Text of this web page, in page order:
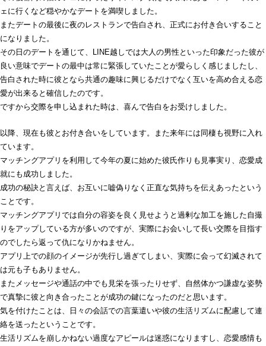
ェに行くなど穏やかなデートを満喫しました。
またデートの最後に夜のレストランで告白され、正式にお付き合いすること
になりました。
その日のデートを通じて、LINE越しでは大人の男性といった印象だった彼が
良い意味でデートの最中は常に緊張していたことが愛らしく感じましたし、
告白された時に彼となら共通の趣味に興じるだけでなく互いを高め合える恋
愛が出来ると確信したのです。
ですから交際を申し込まれた時は、喜んで告白をお受けしました。
以降、現在も彼とお付き合いをしています。また来年には同棲も視野に入れ
ています。
マッチングアプリを利用して今年の夏に始めた彼氏作りも見事実り、恋愛成
就にも成功しました。
成功の秘訣と言えば、お互いに嘘偽りなく正直な気持ちを伝えあったという
ことです。
マッチングアプリでは自分の容姿を良く見せようと過剰な加工を施した自撮
りをアップしている方が多いのですが、実際にお会いして長い交際を目指す
のでしたら返って仇になりかねません。
アプリ上での顔のイメージが先行し過ぎてしまい、実際に会って幻滅されて
は元も子もありません。
またメッセージや通話の中でも見栄を張ったりせず、自然体かつ謙虚な姿勢
で真摯に彼と向き合ったことが成功の鍵になったのだと思います。
気を付けたことは、日々の会話での言葉遣いや彼の生活リズムに配慮して連
絡を送ったということです。
生活リズムを崩しかねない過度なアピールは迷惑になりますし、恋愛感情も